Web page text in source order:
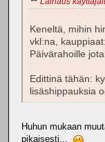
Keneltä, mihin
vkl:na,
Päivärahoille
Edittinä tähän:
lisäshippauksia
Huhun mukaan
pikaisesti...